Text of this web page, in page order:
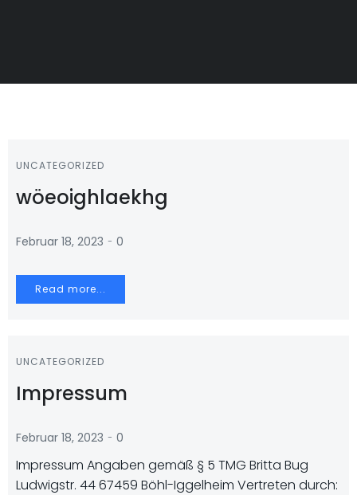
UNCATEGORIZED
wöeoighlaekhg
Februar 18, 2023 - 0
Read more...
UNCATEGORIZED
Impressum
Februar 18, 2023 - 0
Impressum Angaben gemäß § 5 TMG Britta Bug
Ludwigstr. 44 67459 Böhl-Iggelheim Vertreten durch: